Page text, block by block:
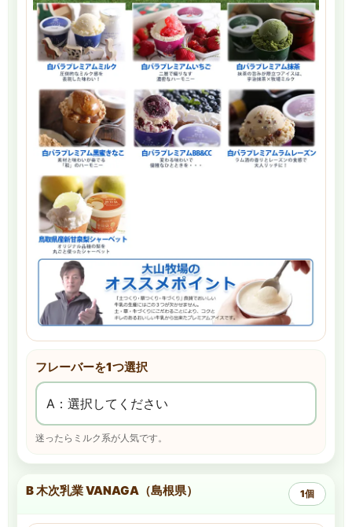
フレーバーを1つ選択
迷ったらミルク系が人気です。
B 木次乳業 VANAGA（島根県） 1個